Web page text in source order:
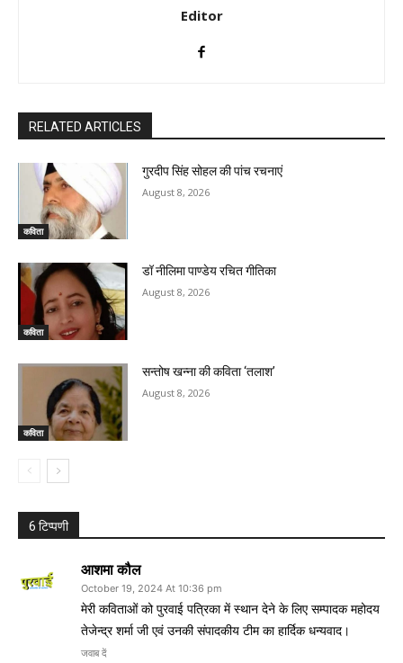
Editor
RELATED ARTICLES
कविता
गुरदीप सिंह सोहल की पांच रचनाएं
August 8, 2026
कविता
डॉ नीलिमा पाण्डेय रचित गीतिका
August 8, 2026
कविता
सन्तोष खन्ना की कविता ‘तलाश’
August 8, 2026
6 टिप्पणी
आशमा कौल
October 19, 2024 At 10:36 pm
मेरी कविताओं को पुरवाई पत्रिका में स्थान देने के लिए सम्पादक महोदय
तेजेन्द्र शर्मा जी एवं उनकी संपादकीय टीम का हार्दिक धन्यवाद।
जवाब दें